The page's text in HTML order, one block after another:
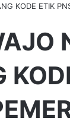
KODE ETIK